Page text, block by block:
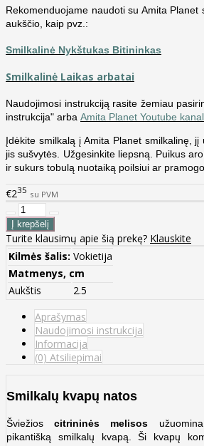
Rekomenduojame naudoti su Amita Planet
aukščio, kaip pvz.:
Smilkalinė Nykštukas Bitininkas
Smilkalinė Laikas arbatai
Naudojimosi instrukciją rasite žemiau
instrukcija" arba Amita Planet Youtube
Įdėkite smilkalą į Amita Planet smilkalinę,
jis sušvytės. Užgesinkite liepsną. Puikus
ir sukurs tobulą nuotaiką poilsiui ar
€235 su PVM
Turite klausimų apie šią prekę? Klauskite
Kilmės šalis: Vokietija
Matmenys, cm
Aukštis
2.5
Aprašymas
Naudojimosi instrukcija
Informacija
(0) Atsiliepimai
Smilkalų kvapų natos
Šviežioscitrininės melisos
pikantišką smilkalų kvapą. Ši kvapų